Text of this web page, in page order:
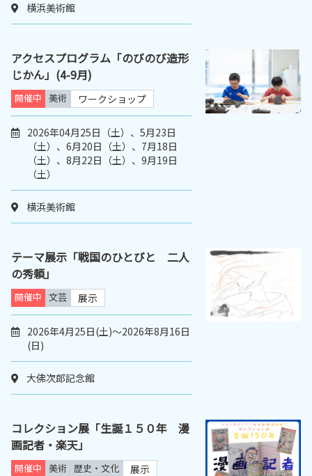
横浜美術館
アクセスプログラム「のびのび造形
じかん」(4-9月)
開催中 美術 ワークショップ
2026年04月25日（土）、5月23日
（土）、6月20日（土）、7月18日
（土）、8月22日（土）、9月19日
（土）
横浜美術館
テーマ展示「戦国のひとびと 二人
の秀頼」
開催中 文芸 展示
2026年4月25日(土)～2026年8月16日
(日)
大佛次郎記念館
コレクション展「生誕１５０年 漫
画記者・楽天」
開催中 美術 歴史・文化 展示